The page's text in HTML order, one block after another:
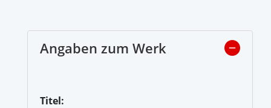
Angaben zum Werk
Titel: